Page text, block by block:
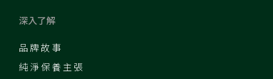
深入了解
品牌故事
純淨保養主張